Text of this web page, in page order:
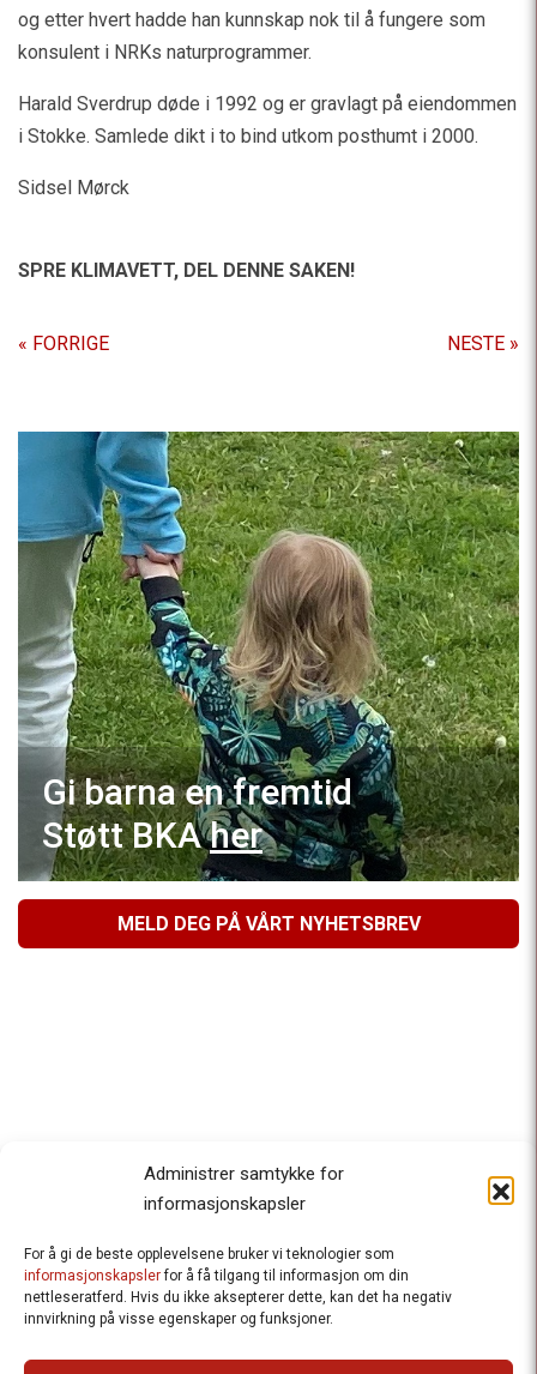
Administrer samtykke for
informasjonskapsler
For å gi de beste opplevelsene bruker vi teknologier som
informasjonskapslerfor å få tilgang til informasjon om din
nettleseratferd. Hvis du ikke aksepterer dette, kan det ha negativ
innvirkning på visse egenskaper og funksjoner.
og etter hvert hadde han kunnskap nok til å fungere som
konsulent i NRKs naturprogrammer.
Harald Sverdrup døde i 1992 og er gravlagt på eiendommen
i Stokke. Samlede dikt i to bind utkom posthumt i 2000.
Sidsel Mørck
SPRE KLIMAVETT, DEL DENNE SAKEN!
« FORRIGE NESTE »
Gi barna en fremtid
Støtt BKAher
MELD DEG PÅ VÅRT NYHETSBREV
Besteforeldrenes klimaaksjon
Ansvarlig redaktør
: Halfdan Wiik |